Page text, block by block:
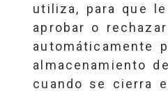
utiliza, para que
aprobar o rechazar
automáticamente
almacenamiento
cuando se cierra